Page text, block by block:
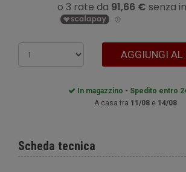
AGGIUNGI AL
In magazzino - Spedito entro
A casa tra 11/08e 14/08
Scheda tecnica